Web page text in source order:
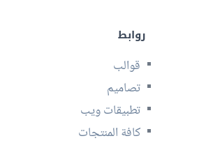
روابط
قوالب
تصاميم
تطبيقات ويب
كافة المنتجات